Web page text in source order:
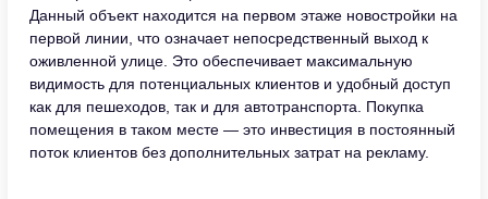
Данный объект находится на первом этаже новостройки на
первой линии, что означает непосредственный выход к
оживленной улице. Это обеспечивает максимальную
видимость для потенциальных клиентов и удобный доступ
как для пешеходов, так и для автотранспорта. Покупка
помещения в таком месте — это инвестиция в постоянный
поток клиентов без дополнительных затрат на рекламу.